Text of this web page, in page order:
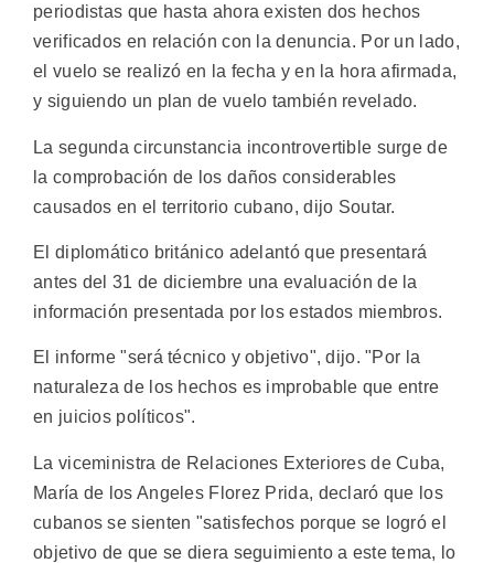
periodistas que hasta ahora existen dos hechos
verificados en relación con la denuncia. Por un lado,
el vuelo se realizó en la fecha y en la hora afirmada,
y siguiendo un plan de vuelo también revelado.
La segunda circunstancia incontrovertible surge de
la comprobación de los daños considerables
causados en el territorio cubano, dijo Soutar.
El diplomático británico adelantó que presentará
antes del 31 de diciembre una evaluación de la
información presentada por los estados miembros.
El informe "será técnico y objetivo", dijo. "Por la
naturaleza de los hechos es improbable que entre
en juicios políticos".
La viceministra de Relaciones Exteriores de Cuba,
María de los Angeles Florez Prida, declaró que los
cubanos se sienten "satisfechos porque se logró el
objetivo de que se diera seguimiento a este tema, lo